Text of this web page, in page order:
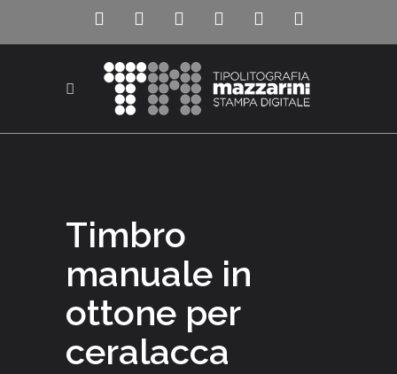
Timbro
manuale in
ottone per
ceralacca